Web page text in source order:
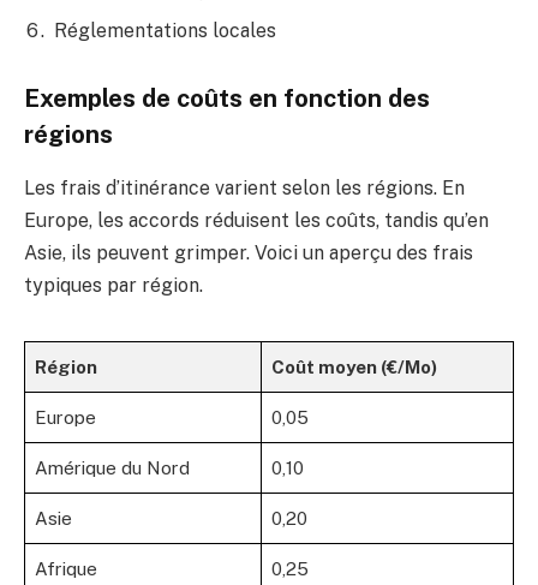
Réglementations locales
Exemples de coûts en fonction des
régions
Les frais d’itinérance varient selon les régions. En
Europe, les accords réduisent les coûts, tandis qu’en
Asie, ils peuvent grimper. Voici un aperçu des frais
typiques par région.
Région Coût moyen (€/Mo)
Europe 0,05
Amérique du Nord 0,10
Asie 0,20
Afrique 0,25